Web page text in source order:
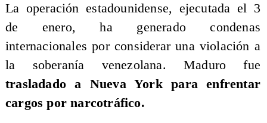
La operación estadounidense, ejecutada el 3
de enero, ha generado condenas
internacionales por considerar una violación a
la soberanía venezolana. Maduro fue
trasladado a Nueva York para enfrentar
cargos por narcotráfico.